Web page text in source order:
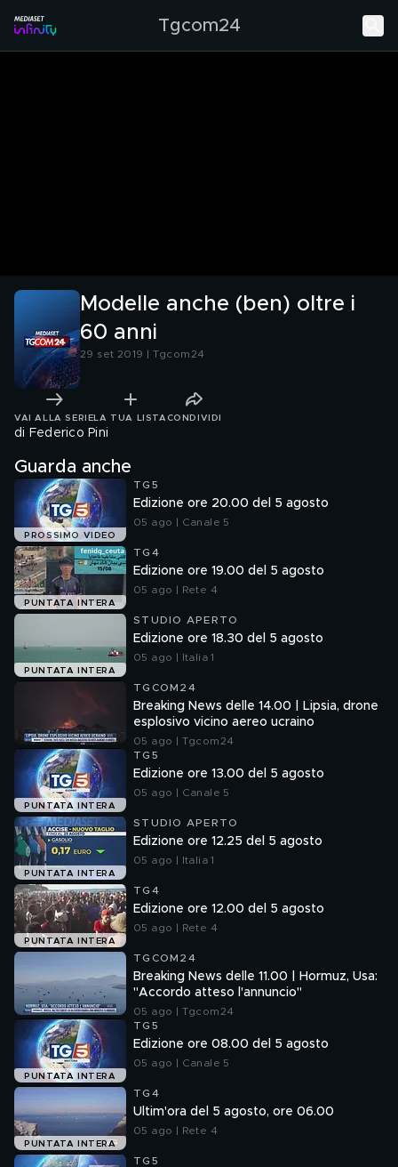
Tgcom24
Modelle anche (ben) oltre i
60 anni
29 set 2019 | Tgcom24
VAI ALLA SERIE LA TUA LISTA CONDIVIDI
di Federico Pini
Guarda anche
PROSSIMO VIDEO
TG5
Edizione ore 20.00 del 5 agosto
05 ago | Canale 5
PUNTATA INTERA
TG4
Edizione ore 19.00 del 5 agosto
05 ago | Rete 4
PUNTATA INTERA
STUDIO APERTO
Edizione ore 18.30 del 5 agosto
05 ago | Italia 1
TGCOM24
Breaking News delle 14.00 | Lipsia, drone
esplosivo vicino aereo ucraino
05 ago | Tgcom24
PUNTATA INTERA
TG5
Edizione ore 13.00 del 5 agosto
05 ago | Canale 5
PUNTATA INTERA
STUDIO APERTO
Edizione ore 12.25 del 5 agosto
05 ago | Italia 1
PUNTATA INTERA
TG4
Edizione ore 12.00 del 5 agosto
05 ago | Rete 4
TGCOM24
Breaking News delle 11.00 | Hormuz, Usa:
"Accordo atteso l'annuncio"
05 ago | Tgcom24
PUNTATA INTERA
TG5
Edizione ore 08.00 del 5 agosto
05 ago | Canale 5
PUNTATA INTERA
TG4
Ultim'ora del 5 agosto, ore 06.00
05 ago | Rete 4
TG5